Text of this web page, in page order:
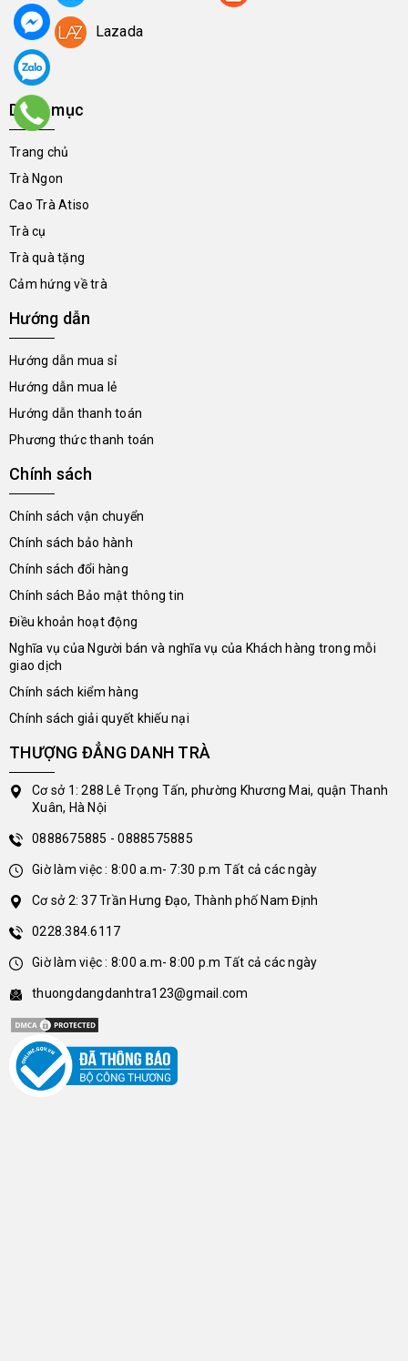
Lazada
Danh mục
Trang chủ
Trà Ngon
Cao Trà Atiso
Trà cụ
Trà quà tặng
Cảm hứng về trà
Hướng dẫn
Hướng dẫn mua sỉ
Hướng dẫn mua lẻ
Hướng dẫn thanh toán
Phương thức thanh toán
Chính sách
Chính sách vận chuyển
Chính sách bảo hành
Chính sách đổi hàng
Chính sách Bảo mật thông tin
Điều khoản hoạt động
Nghĩa vụ của Người bán và nghĩa vụ của Khách hàng trong mỗi
giao dịch
Chính sách kiểm hàng
Chính sách giải quyết khiếu nại
THƯỢNG ĐẲNG DANH TRÀ
Cơ sở 1: 288 Lê Trọng Tấn, phường Khương Mai, quận Thanh
Xuân, Hà Nội
0888675885 - 0888575885
Giờ làm việc : 8:00 a.m- 7:30 p.m Tất cả các ngày
Cơ sở 2: 37 Trần Hưng Đạo, Thành phố Nam Định
0228.384.6117
Giờ làm việc : 8:00 a.m- 8:00 p.m Tất cả các ngày
thuongdangdanhtra123@gmail.com